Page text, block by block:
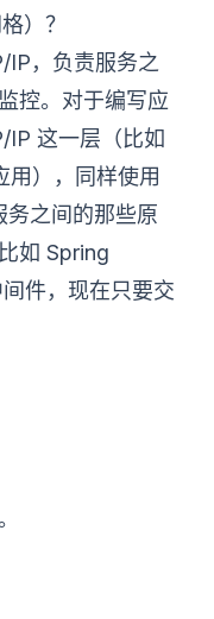
）？
IP，负责服务之
控。对于编写应
IP 这一层（比如
），同样使用
之间的那些原
如 Spring
件，现在只要交